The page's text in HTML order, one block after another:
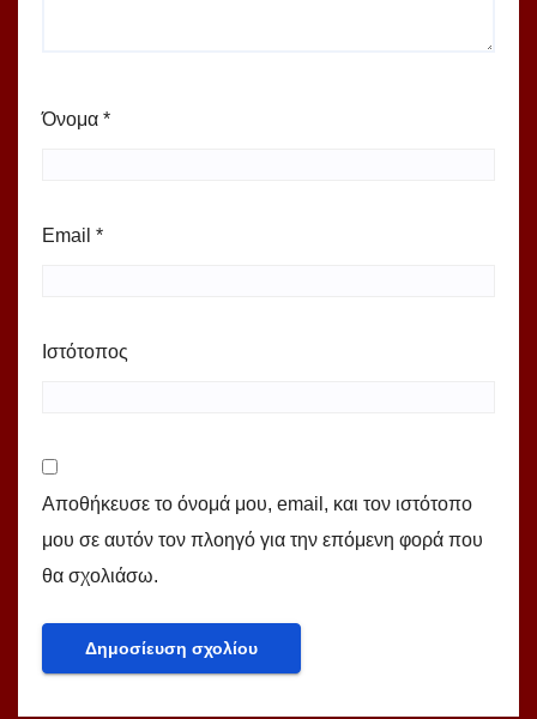
Όνομα *
Email *
Ιστότοπος
Αποθήκευσε το όνομά μου, email, και τον ιστότοπο
μου σε αυτόν τον πλοηγό για την επόμενη φορά που
θα σχολιάσω.